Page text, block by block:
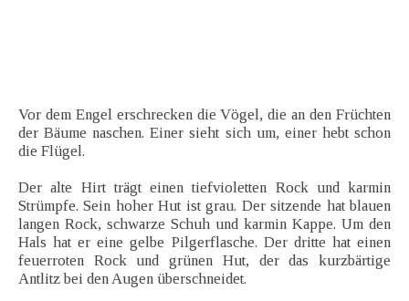
Vor dem Engel erschrecken die Vögel, die an den Früchten
der Bäume naschen. Einer sieht sich um, einer hebt schon
die Flügel.
Der alte Hirt trägt einen tiefvioletten Rock und karmin
Strümpfe. Sein hoher Hut ist grau. Der sitzende hat blauen
langen Rock, schwarze Schuh und karmin Kappe. Um den
Hals hat er eine gelbe Pilgerflasche. Der dritte hat einen
feuerroten Rock und grünen Hut, der das kurzbärtige
Antlitz bei den Augen überschneidet.